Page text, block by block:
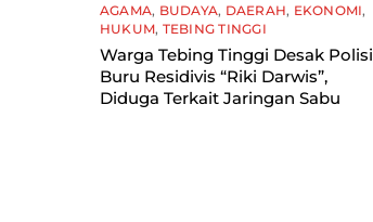
AGAMA, BUDAYA, DAERAH, EKONOMI,
HUKUM, TEBING TINGGI
Warga Tebing Tinggi Desak Polisi
Buru Residivis “Riki Darwis”,
Diduga Terkait Jaringan Sabu